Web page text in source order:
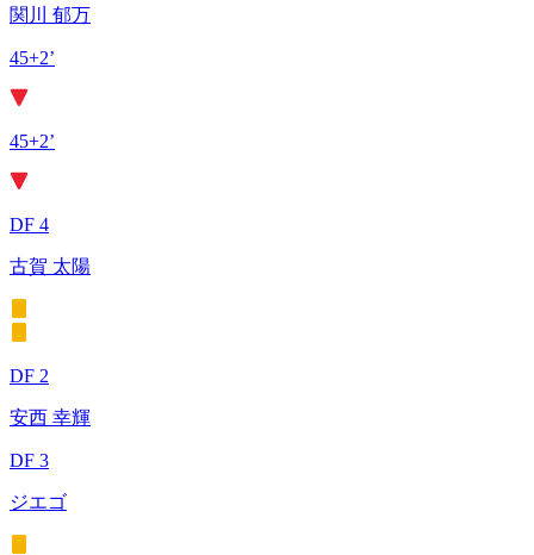
関川 郁万
45+2’
45+2’
DF 4
古賀 太陽
DF 2
安西 幸輝
DF 3
ジエゴ